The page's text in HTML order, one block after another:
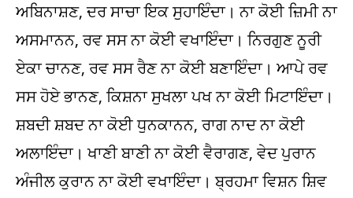
ਅਬਿਨਾਸ਼ਣ, ਦਰ ਸਾਚਾ ਇਕ ਸੁਹਾਇੰਦਾ। ਨਾ ਕੋਈ ਜ਼ਿਮੀ ਨਾ
ਅਸਮਾਨਨ, ਰਵ ਸਸ ਨਾ ਕੋਈ ਵਖਾਇੰਦਾ। ਨਿਰਗੁਣ ਨੂਰੀ
ਏਕਾ ਚਾਨਣ, ਰਵ ਸਸ ਰੈਣ ਨਾ ਕੋਈ ਬਣਾਇੰਦਾ। ਆਪੇ ਰਵ
ਸਸ ਹੋਏ ਭਾਨਣ, ਕਿਸ਼ਨਾ ਸੁਖਲਾ ਪਖ ਨਾ ਕੋਈ ਮਿਟਾਇੰਦਾ।
ਸ਼ਬਦੀ ਸ਼ਬਦ ਨਾ ਕੋਈ ਧੁਨਕਾਨਨ, ਰਾਗ ਨਾਦ ਨਾ ਕੋਈ
ਅਲਾਇੰਦਾ। ਖਾਣੀ ਬਾਣੀ ਨਾ ਕੋਈ ਵੈਰਾਗਣ, ਵੇਦ ਪੁਰਾਨ
ਅੰਜੀਲ ਕੁਰਾਨ ਨਾ ਕੋਈ ਵਖਾਇੰਦਾ। ਬ੍ਰਹਮਾ ਵਿਸ਼ਨ ਸ਼ਿਵ